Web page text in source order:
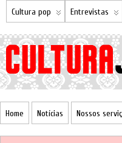
Cultura pop Entrevistas
Home Notícias Nossos